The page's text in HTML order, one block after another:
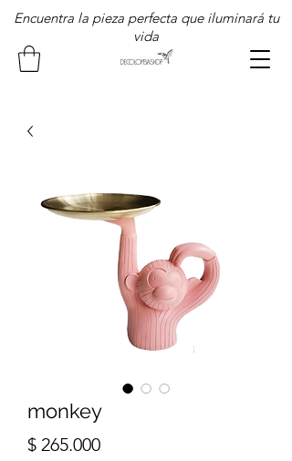
Encuentra la pieza perfecta que iluminará tu
vida
monkey
$ 265.000Precio